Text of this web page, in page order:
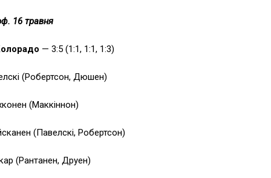
16 травня
— 3:5 (1:1, 1:1, 1:3)
(Робертсон, Дюшен)
(Маккіннон)
(Павелскі, Робертсон)
(Рантанен, Друен)